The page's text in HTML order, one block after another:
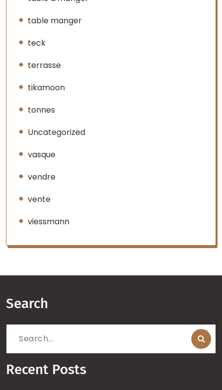
table manger
teck
terrasse
tikamoon
tonnes
Uncategorized
vasque
vendre
vente
viessmann
Search
Search
Recent Posts